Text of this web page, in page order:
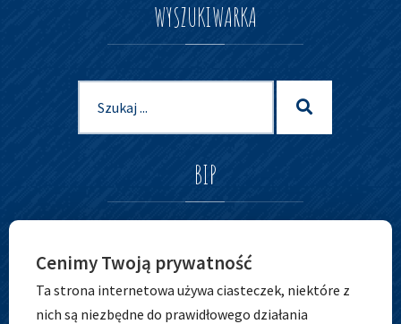
WYSZUKIWARKA
dla:
BIP
Cenimy Twoją prywatność
Ta strona internetowa używa ciasteczek, niektóre z
nich są niezbędne do prawidłowego działania